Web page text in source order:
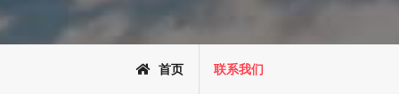
首页 联系我们